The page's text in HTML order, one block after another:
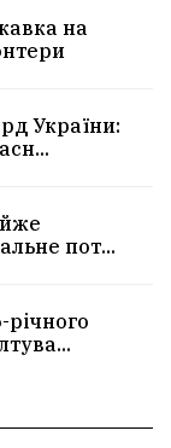
на
України:
пот...